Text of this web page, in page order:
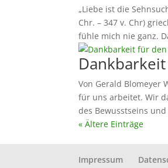
„Liebe ist die
Chr. – 347 v. Chr)
fühle mich nie ganz.
Von Gerald Blomeyer
für uns arbeitet. Wir
des Bewusstseins
« Ältere Einträge
Impressum